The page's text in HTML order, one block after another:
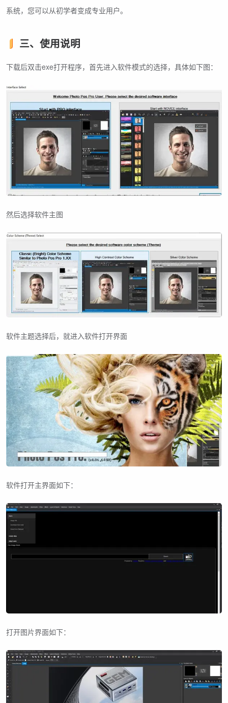
系统，您可以从初学者变成专业用户。
三、使用说明
下载后双击exe打开程序，首先进入软件模式的选择，具体如下图：
然后选择软件主图
软件主题选择后，就进入软件打开界面
软件打开主界面如下：
打开图片界面如下：